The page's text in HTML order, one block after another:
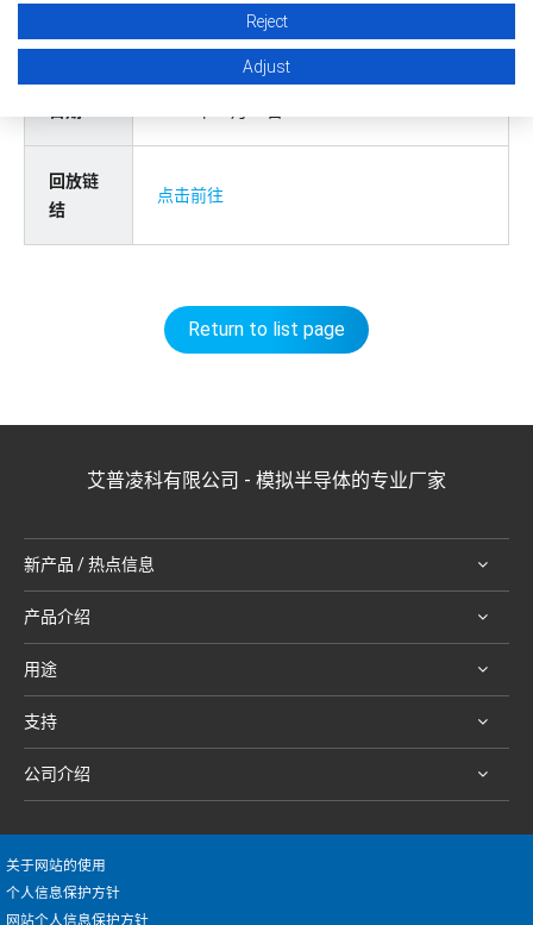
FAE 应用工程部
ABLIC 深圳艾普凌科电子有限公司
回放链
结
点击前往
Return to list page
艾普凌科有限公司 - 模拟半导体的专业厂家
新产品 / 热点信息
产品介绍
用途
支持
公司介绍
关于网站的使用
个人信息保护方针
网站个人信息保护方针
Reject
Adjust